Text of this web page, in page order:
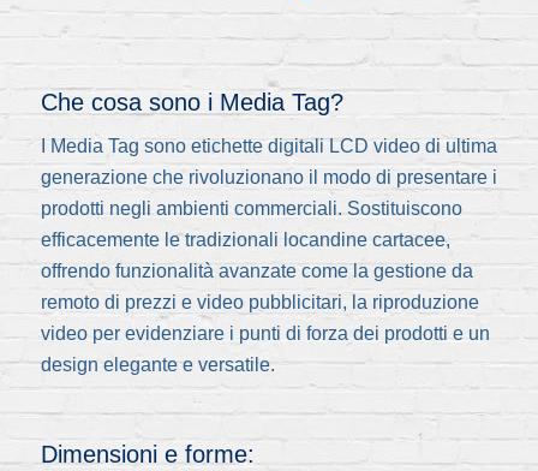
Che cosa sono i Media Tag?
I Media Tag sono etichette digitali LCD video di ultima
generazione che rivoluzionano il modo di presentare i
prodotti negli ambienti commerciali. Sostituiscono
efficacemente le tradizionali locandine cartacee,
offrendo funzionalità avanzate come la gestione da
remoto di prezzi e video pubblicitari, la riproduzione
video per evidenziare i punti di forza dei prodotti e un
design elegante e versatile.
Dimensioni e forme: